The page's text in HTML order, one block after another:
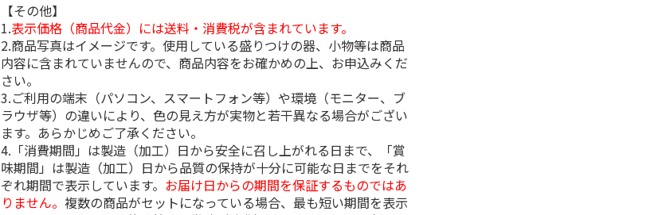
【その他】
1.表示価格（商品代金）には送料・消費税が含まれています。
2.商品写真はイメージです。使用している盛りつけの器、小物等は商品
内容に含まれていませんので、商品内容をお確かめの上、お申込みくだ
さい。
3.ご利用の端末（パソコン、スマートフォン等）や環境（モニター、ブ
ラウザ等）の違いにより、色の見え方が実物と若干異なる場合がござい
ます。あらかじめご了承ください。
4.「消費期間」は製造（加工）日から安全に召し上がれる日まで、「賞
味期間」は製造（加工）日から品質の保持が十分に可能な日までをそれ
ぞれ期間で表示しています。 お届け日からの期間を保証するものではあ
りません。複数の商品がセットになっている場合、最も短い期間を表示